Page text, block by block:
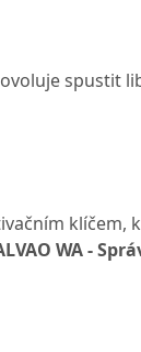
spustit
klíčem,
WA -